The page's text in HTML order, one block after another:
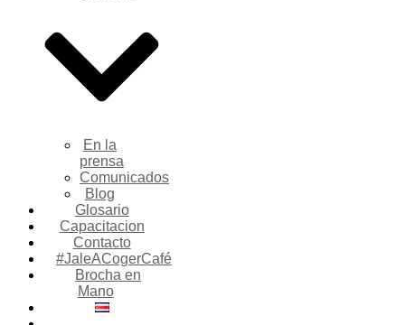
En la
prensa
Comunicados
Blog
Glosario
Capacitacion
Contacto
#JaleACogerCafé
Brocha en
Mano